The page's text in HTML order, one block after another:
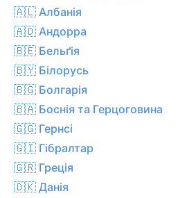
🇦🇱 Албанія
🇦🇩 Андорра
🇧🇪 Бельґія
🇧🇾 Білорусь
🇧🇬 Болгарія
🇧🇦 Боснія та Герцоговина
🇬🇬 Гернсі
🇬🇮 Гібралтар
🇬🇷 Греція
🇩🇰 Данія